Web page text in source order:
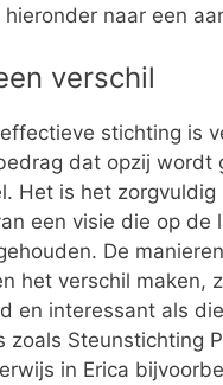
hieronder naar een
verschil
stichting is
dat opzij wordt
Het is het zorgvuldig
een visie die op de
De
het verschil maken,
en interessant als
zoals Steunstichting
in Erica